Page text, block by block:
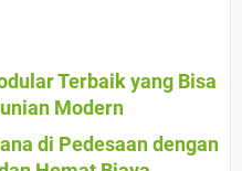
Terbaik yang Bisa
Modern
di Pedesaan dengan